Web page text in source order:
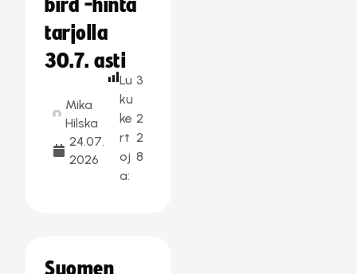
bird -hinta
tarjolla
30.7. asti
Mika
Hilska
24.07.
2026
Lu
ku
ke
rt
oj
a:
3
2
2
8
Suomen